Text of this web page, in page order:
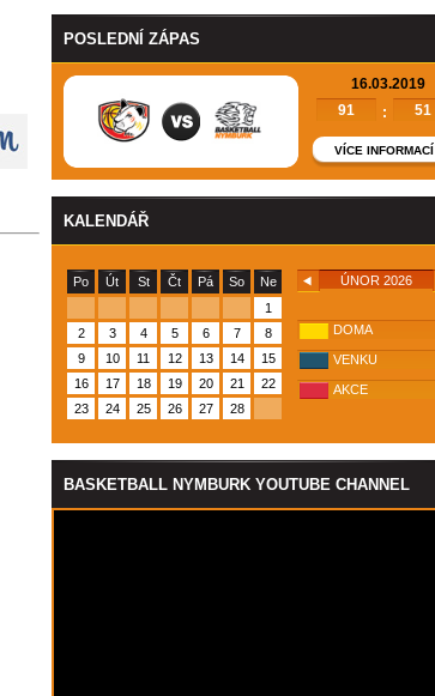
POSLEDNÍ ZÁPAS
16.03.2019
91
: 51
VÍCE INFORMACÍ
KALENDÁŘ
ÚNOR 2026
DOMA
VENKU
AKCE
Po Út St Čt Pá So
Ne
1
2
3 4 5 6 7
8
9
10 11 12 13 14
15
16
17 18 19 20 21
22
23
24 25 26 27 28
BASKETBALL NYMBURK YOUTUBE CHANNEL